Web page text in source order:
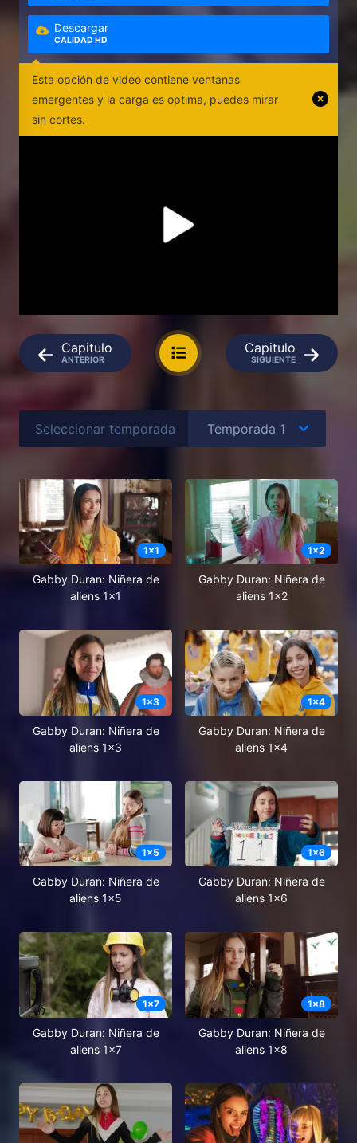
Descargar
CALIDAD HD
Esta opción de video contiene ventanas
emergentes y la carga es optima, puedes mirar
sin cortes.
Capitulo
ANTERIOR
Capitulo
SIGUIENTE
Seleccionar temporada
1x1
Gabby Duran: Niñera de
aliens 1x1
1x2
Gabby Duran: Niñera de
aliens 1x2
1x3
Gabby Duran: Niñera de
aliens 1x3
1x4
Gabby Duran: Niñera de
aliens 1x4
1x5
Gabby Duran: Niñera de
aliens 1x5
1x6
Gabby Duran: Niñera de
aliens 1x6
1x7
Gabby Duran: Niñera de
aliens 1x7
1x8
Gabby Duran: Niñera de
aliens 1x8